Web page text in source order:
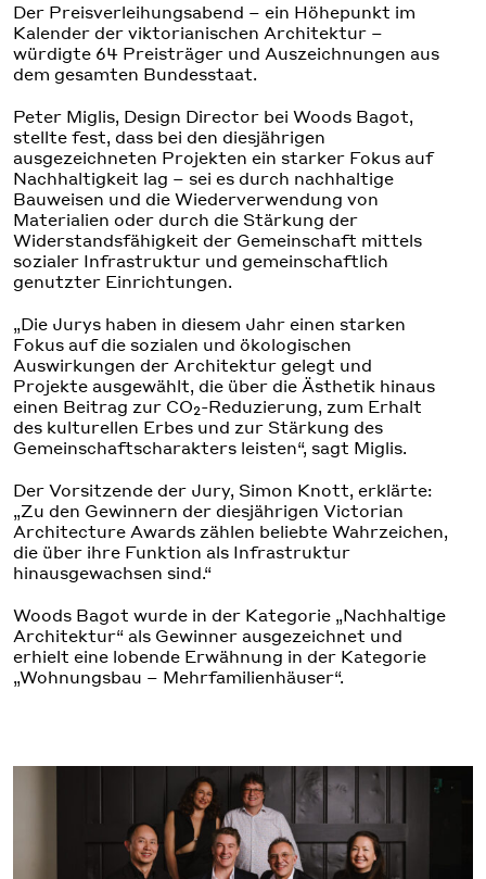
Der Preisverleihungsabend – ein Höhepunkt im
Kalender der viktorianischen Architektur –
würdigte 64 Preisträger und Auszeichnungen aus
dem gesamten Bundesstaat.
Peter Miglis, Design Director bei Woods Bagot,
stellte fest, dass bei den diesjährigen
ausgezeichneten Projekten ein starker Fokus auf
Nachhaltigkeit lag – sei es durch nachhaltige
Bauweisen und die Wiederverwendung von
Materialien oder durch die Stärkung der
Widerstandsfähigkeit der Gemeinschaft mittels
sozialer Infrastruktur und gemeinschaftlich
genutzter Einrichtungen.
„Die Jurys haben in diesem Jahr einen starken
Fokus auf die sozialen und ökologischen
Auswirkungen der Architektur gelegt und
Projekte ausgewählt, die über die Ästhetik hinaus
einen Beitrag zur CO₂-Reduzierung, zum Erhalt
des kulturellen Erbes und zur Stärkung des
Gemeinschaftscharakters leisten“, sagt Miglis.
Der Vorsitzende der Jury, Simon Knott, erklärte:
„Zu den Gewinnern der diesjährigen Victorian
Architecture Awards zählen beliebte Wahrzeichen,
die über ihre Funktion als Infrastruktur
hinausgewachsen sind.“
Woods Bagot wurde in der Kategorie „Nachhaltige
Architektur“ als Gewinner ausgezeichnet und
erhielt eine lobende Erwähnung in der Kategorie
„Wohnungsbau – Mehrfamilienhäuser“.